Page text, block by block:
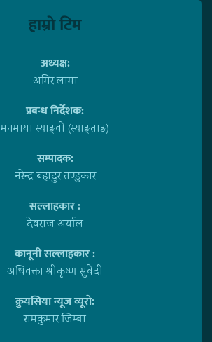
हाम्राे टिम
अध्यक्ष:
अमिर लामा
प्रबन्ध निर्देशक:
मनमाया स्याङ्वाे (स्याङ्ताङ)
सम्पादक:
नरेन्द्र बहादुर तण्डुकार
सल्लाहकार :
देवराज अर्याल
कानूनी सल्लाहकार :
अधिवक्ता श्रीकृष्ण सुवेदी
क्रुयसिया न्यूज व्यूराे:
रामकुमार जिम्बा